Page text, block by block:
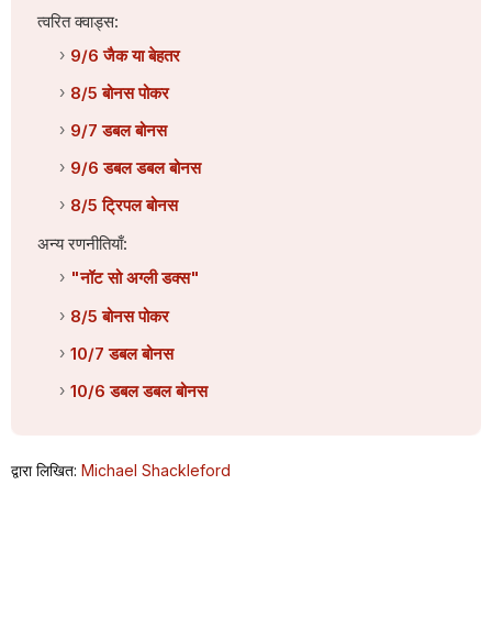
त्वरित क्वाड्स:
9/6 जैक या बेहतर
8/5 बोनस पोकर
9/7 डबल बोनस
9/6 डबल डबल बोनस
8/5 ट्रिपल बोनस
अन्य रणनीतियाँ:
"नॉट सो अग्ली डक्स"
8/5 बोनस पोकर
10/7 डबल बोनस
10/6 डबल डबल बोनस
द्वारा लिखित: Michael Shackleford